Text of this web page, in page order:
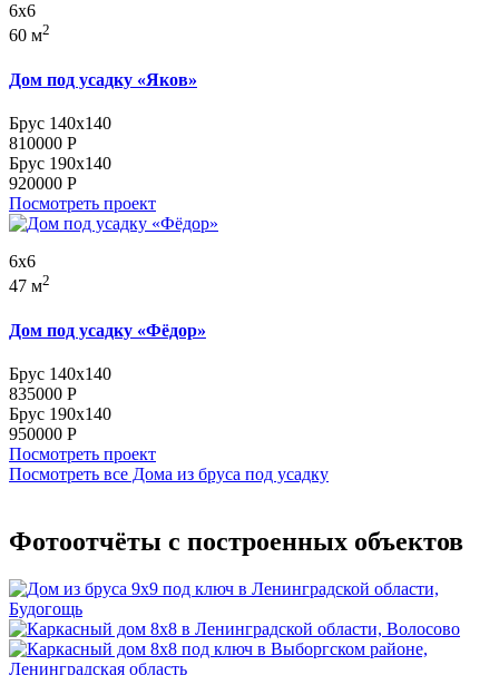
6x6
60 м2
Дом под усадку «Яков»
Брус 140x140
810000 Р
Брус 190x140
920000 Р
Посмотреть проект
6x6
47 м2
Дом под усадку «Фёдор»
Брус 140x140
835000 Р
Брус 190x140
950000 Р
Посмотреть проект
Посмотреть все Дома из бруса под усадку
Фотоотчёты с построенных объектов